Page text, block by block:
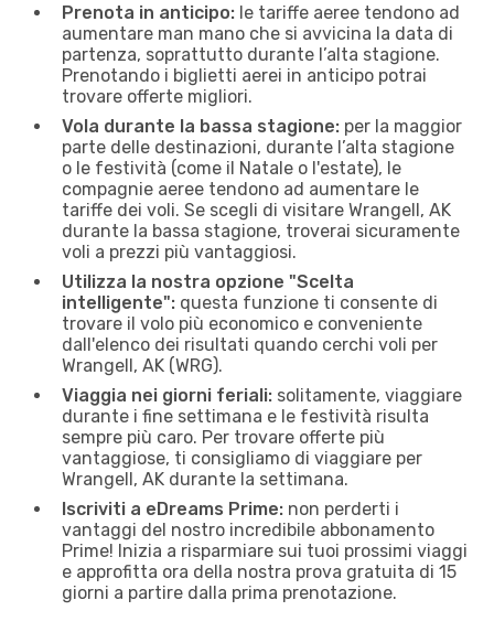
Prenota in anticipo: le tariffe aeree tendono ad
aumentare man mano che si avvicina la data di
partenza, soprattutto durante l’alta stagione.
Prenotando i biglietti aerei in anticipo potrai
trovare offerte migliori.
Vola durante la bassa stagione: per la maggior
parte delle destinazioni, durante l’alta stagione
o le festività (come il Natale o l'estate), le
compagnie aeree tendono ad aumentare le
tariffe dei voli. Se scegli di visitare Wrangell, AK
durante la bassa stagione, troverai sicuramente
voli a prezzi più vantaggiosi.
Utilizza la nostra opzione "Scelta
intelligente": questa funzione ti consente di
trovare il volo più economico e conveniente
dall'elenco dei risultati quando cerchi voli per
Wrangell, AK (WRG).
Viaggia nei giorni feriali: solitamente, viaggiare
durante i fine settimana e le festività risulta
sempre più caro. Per trovare offerte più
vantaggiose, ti consigliamo di viaggiare per
Wrangell, AK durante la settimana.
Iscriviti a eDreams Prime: non perderti i
vantaggi del nostro incredibile abbonamento
Prime! Inizia a risparmiare sui tuoi prossimi viaggi
e approfitta ora della nostra prova gratuita di 15
giorni a partire dalla prima prenotazione.